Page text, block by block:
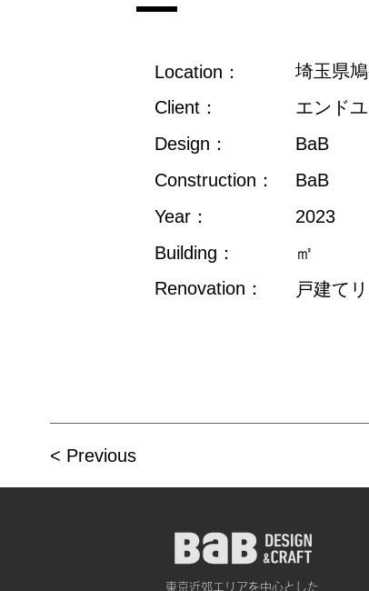
Location：
埼玉県
Client：
エンド
Design：
BaB
Construction：
BaB
Year：
2023
Building：
㎡
Renovation：
戸建て
< Previous
東京近郊エリアを中心とした